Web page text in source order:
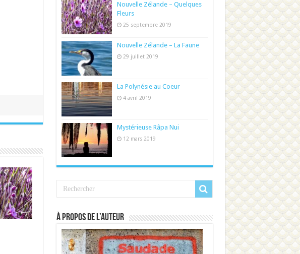
Nouvelle Zélande – Quelques
Fleurs
25 septembre 2019
Nouvelle Zélande – La Faune
29 juillet 2019
La Polynésie au Coeur
4 avril 2019
Mystérieuse Râpa Nui
12 mars 2019
À propos de l’auteur